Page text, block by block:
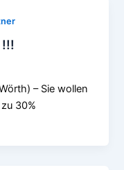
– Sie wollen
30%